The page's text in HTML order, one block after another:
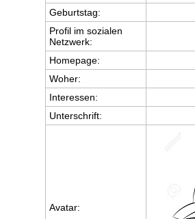
Geburtstag:
Profil im sozialen
Netzwerk:
Homepage:
Woher:
Interessen:
Unterschrift:
Avatar: